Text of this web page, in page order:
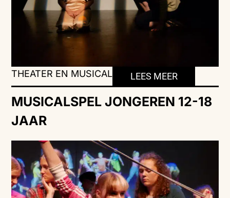
THEATER EN MUSICAL LEES MEER
MUSICALSPEL JONGEREN 12-18
JAAR